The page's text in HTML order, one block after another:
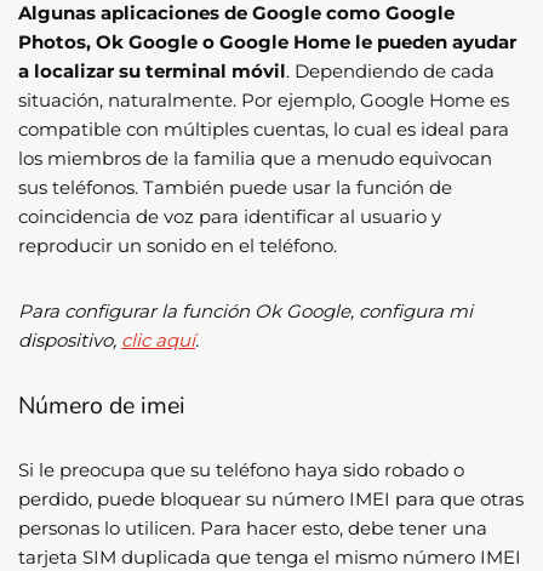
Algunas aplicaciones de Google como Google
Photos, Ok Google o Google Home le pueden ayudar
a localizar su terminal móvil. Dependiendo de cada
situación, naturalmente. Por ejemplo, Google Home es
compatible con múltiples cuentas, lo cual es ideal para
los miembros de la familia que a menudo equivocan
sus teléfonos. También puede usar la función de
coincidencia de voz para identificar al usuario y
reproducir un sonido en el teléfono.
Para configurar la función Ok Google, configura mi
dispositivo, clic aquí.
Número de imei
Si le preocupa que su teléfono haya sido robado o
perdido, puede bloquear su número IMEI para que otras
personas lo utilicen. Para hacer esto, debe tener una
tarjeta SIM duplicada que tenga el mismo número IMEI